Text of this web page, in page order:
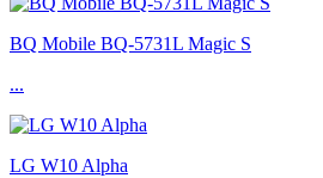
BQ Mobile BQ-5731L Magic S
...
LG W10 Alpha